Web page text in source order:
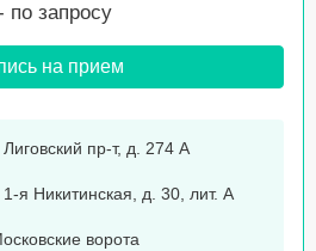
по запросу
на прием
Лиговский пр-т, д. 274 А
1-я Никитинская, д. 30, лит. А
ворота